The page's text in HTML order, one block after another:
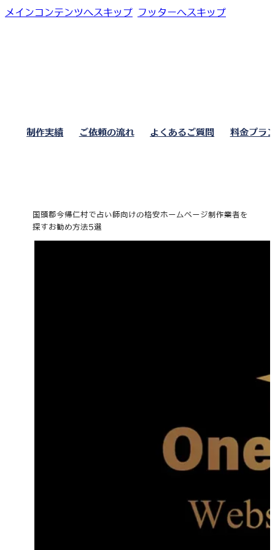
メインコンテンツへスキップ フッターへスキップ
制作実績 ご依頼の流れ よくあるご質問 料金プラ
国頭郡今帰仁村で占い師向けの格安ホームページ制作業者を
探すお勧め方法5選